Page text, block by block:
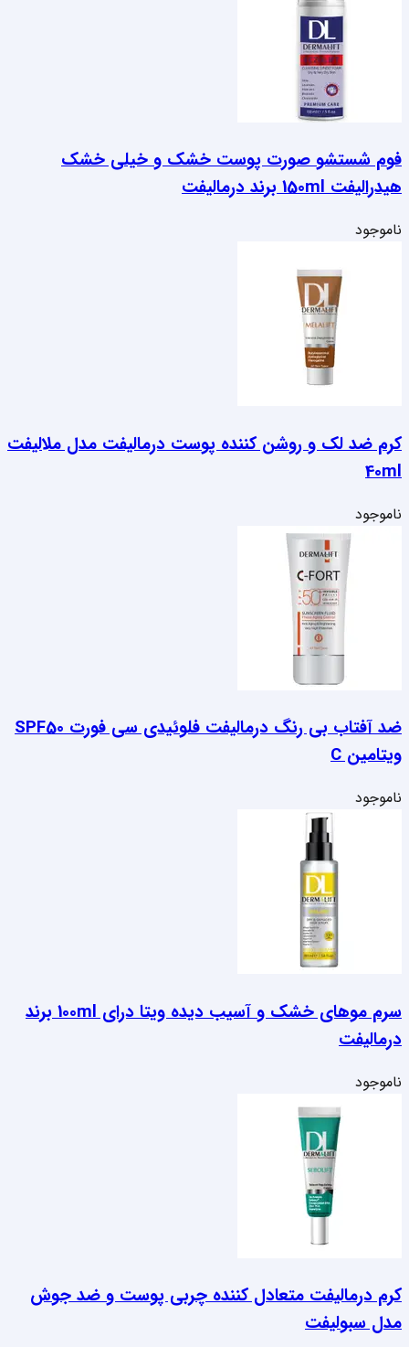
فوم شستشو صورت پوست خشک و خیلی خشک
هیدرالیفت 150ml برند درمالیفت
ناموجود
کرم ضد لک و روشن کننده پوست درمالیفت مدل ملالیفت
40ml
ناموجود
ویتامین C
ناموجود
سرم موهای خشک و آسیب دیده ویتا درای 100ml برند
درمالیفت
ناموجود
کرم درمالیفت متعادل کننده چربی پوست و ضد جوش
مدل سبولیفت